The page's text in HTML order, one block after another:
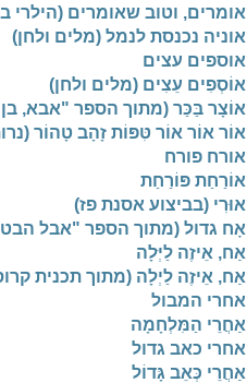
אומרים, וטוב שאומרים (הילרי
אוניה נכנסת לנמל (מלים ולחן)
אוספים עצים
אוֹסְפִים עֵצִים (מלים ולחן)
אוֹצָר בַּכַּר (מתוך הספר "אבא,
אוֹר אוֹר אוֹר טִּפּוֹת זָהָב טָהוֹר
אורח פורח
אוֹרַחַת פּוֹרַחַת
אוּרִי (בביצוע אסנת פז)
אָח גדול (מתוך הספר "אבל
אַח, אֵיזֶה לַיְּלָה
אַח, אֵיזֶה לַיְלָה (מתוך תכנית
אחרי המבול
אַחֲרֵי הַמִּלְחָמָה
אחרי כאב גדול
אַחֲרֵי כְּאֵב גָּדוֹל